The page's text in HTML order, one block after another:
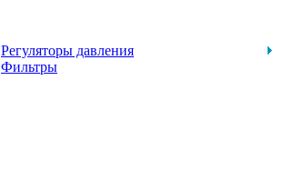
Регуляторы давления
Фильтры